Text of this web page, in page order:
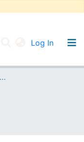
Log In
ABBES
--> DSPACE UNIVERSITE DJILALLI LIABES DE SIDI BEL ABBES